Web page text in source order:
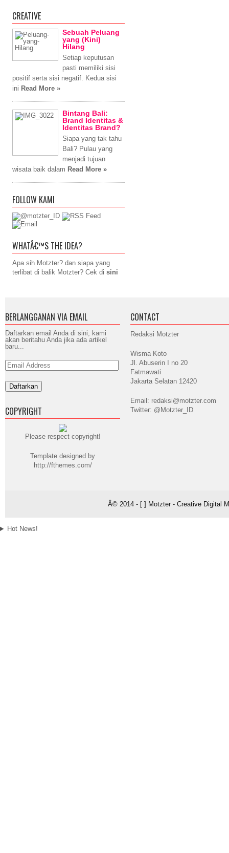
CREATIVE
Sebuah Peluang
yang (Kini)
Hilang
Setiap keputusan
pasti memiliki sisi
positif serta sisi negatif. Kedua sisi
ini Read More »
Bintang Bali:
Brand Identitas &
Identitas Brand?
Siapa yang tak tahu
Bali? Pulau yang
menjadi tujuan
wisata baik dalam Read More »
FOLLOW KAMI
WHATÂ€™S THE IDEA?
Apa sih Motzter? dan siapa yang
terlibat di balik Motzter? Cek di sini
BERLANGGANAN VIA EMAIL
Daftarkan email Anda di sini, kami
akan beritahu Anda jika ada artikel
baru...
Email
Address
COPYRIGHT
Please respect copyright!
Template designed by
http://fthemes.com/
CONTACT
Redaksi Motzter
Wisma Koto
Jl. Abuserin I no 20
Fatmawati
Jakarta Selatan 12420
Email: redaksi@motzter.com
Twitter: @Motzter_ID
Â© 2014 - [ ] Motzter - Creative Digital
Hot News!